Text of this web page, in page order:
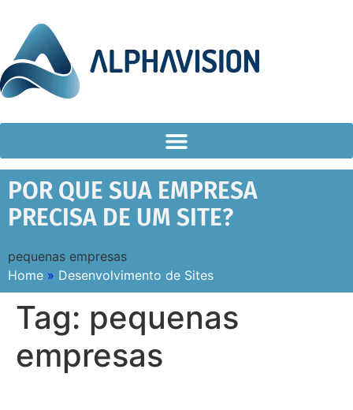
POR QUE SUA EMPRESA
PRECISA DE UM SITE?
pequenas empresas
Home » Desenvolvimento de Sites
Tag: pequenas
empresas